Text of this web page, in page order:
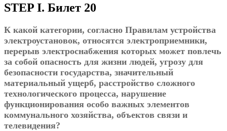
STEP I. Билет 20
К какой категории, согласно Правилам устройства
электроустановок, относятся электроприемники,
перерыв электроснабжения которых может повлечь
за собой опасность для жизни людей, угрозу для
безопасности государства, значительный
материальный ущерб, расстройство сложного
технологического процесса, нарушение
функционирования особо важных элементов
коммунального хозяйства, объектов связи и
телевидения?